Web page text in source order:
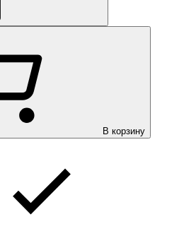
В корзину